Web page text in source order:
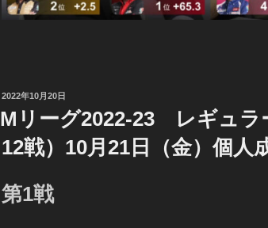
投
日:
2022年10月20日
Mリーグ2022-23 レギュラ
12戦）10月21日（金）個人
第1戦